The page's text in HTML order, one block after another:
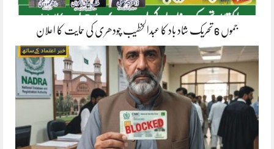
جموں 6 تحریک شاد باد کا عبدالخطیب چودھری کی حمایت کا اعلان